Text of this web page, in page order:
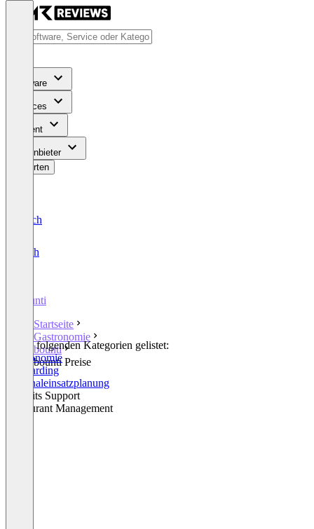
Software
Services
Content
Für Anbieter
Bewerten
Deutsch
English
bounti
Startseite
Gastronomie
bounti
bounti Preise
In den folgenden Kategorien gelistet:
Gastronomie
Onboarding
Personaleinsatzplanung
Benefits Support
Restaurant Management